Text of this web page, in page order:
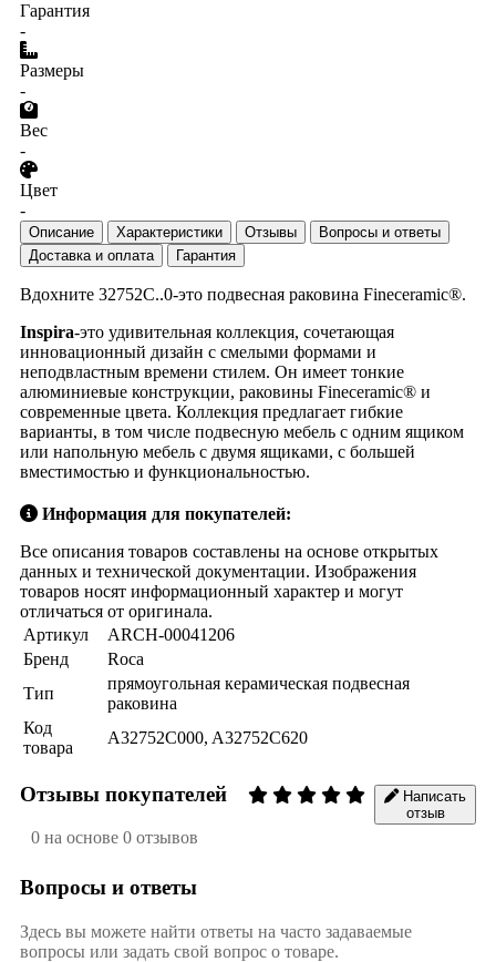
Гарантия
-
Размеры
-
Вес
-
Цвет
-
Описание Характеристики Отзывы
Вопросы и ответы
Доставка и оплата
Гарантия
Вдохните 32752C..0-это подвесная раковина Fineceramic®.
Inspira-это удивительная коллекция, сочетающая
инновационный дизайн с смелыми формами и
неподвластным времени стилем. Он имеет тонкие
алюминиевые конструкции, раковины Fineceramic® и
современные цвета. Коллекция предлагает гибкие
варианты, в том числе подвесную мебель с одним ящиком
или напольную мебель с двумя ящиками, с большей
вместимостью и функциональностью.
Информация для покупателей:
Все описания товаров составлены на основе открытых
данных и технической документации. Изображения
товаров носят информационный характер и могут
отличаться от оригинала.
Артикул
ARCH-00041206
Бренд
Roca
Тип
прямоугольная керамическая подвесная
раковина
Код
товара
A32752C000, A32752C620
Отзывы покупателей
0 на основе 0 отзывов
Написать
отзыв
Вопросы и ответы
Здесь вы можете найти ответы на часто задаваемые
вопросы или задать свой вопрос о товаре.